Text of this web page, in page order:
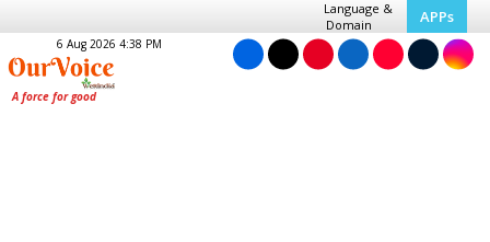
Language &
Domain
APPs
6 Aug 2026 4:38 PM